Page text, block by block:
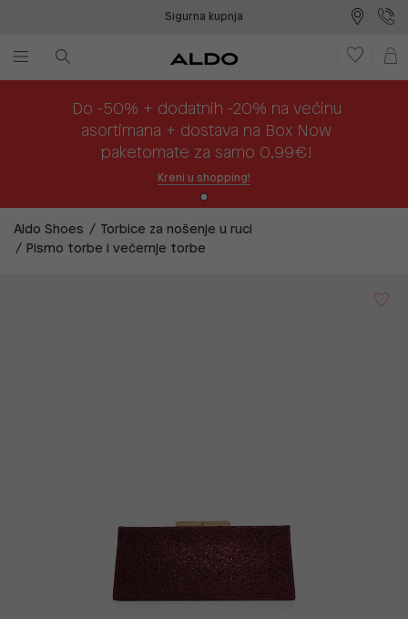
Sigurna kupnja
Do -50% + dodatnih -20% na većinu
asortimana + dostava na Box Now
paketomate za samo 0,99€!
Kreni u shopping!
Aldo Shoes
Torbice za nošenje u ruci
Pismo torbe i večernje torbe